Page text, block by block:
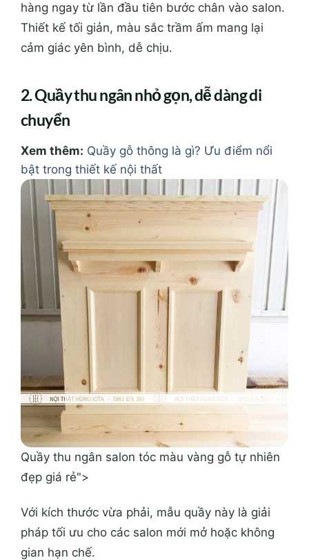
hàng ngay từ lần đầu tiên bước chân vào salon.
Thiết kế tối giản, màu sắc trầm ấm mang lại
cảm giác yên bình, dễ chịu.
2. Quầy thu ngân nhỏ gọn, dễ dàng di
chuyển
Xem thêm: Quầy gỗ thông là gì? Ưu điểm nổi
bật trong thiết kế nội thất
Quầy thu ngân salon tóc màu vàng gỗ tự nhiên
đẹp giá rẻ">
Với kích thước vừa phải, mẫu quầy này là giải
pháp tối ưu cho các salon mới mở hoặc không
gian hạn chế.